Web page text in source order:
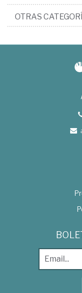
OTRAS